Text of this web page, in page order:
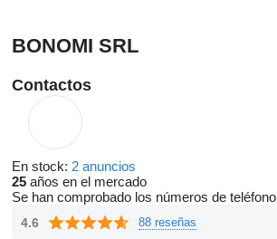
BONOMI SRL
Contactos
En stock: 2 anuncios
25 años en el mercado
Se han comprobado los números de teléfono
4.6 88 reseñas